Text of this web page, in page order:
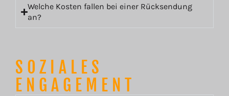
Welche Kosten fallen bei einer Rücksendung
an?
SOZIALES
ENGAGEMENT